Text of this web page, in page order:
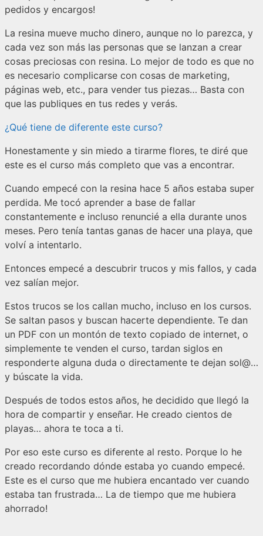
pedidos y encargos!
La resina mueve mucho dinero, aunque no lo parezca, y
cada vez son más las personas que se lanzan a crear
cosas preciosas con resina. Lo mejor de todo es que no
es necesario complicarse con cosas de marketing,
páginas web, etc., para vender tus piezas… Basta con
que las publiques en tus redes y verás.
¿Qué tiene de diferente este curso?
Honestamente y sin miedo a tirarme flores, te diré que
este es el curso más completo que vas a encontrar.
Cuando empecé con la resina hace 5 años estaba super
perdida. Me tocó aprender a base de fallar
constantemente e incluso renuncié a ella durante unos
meses. Pero tenía tantas ganas de hacer una playa, que
volví a intentarlo.
Entonces empecé a descubrir trucos y mis fallos, y cada
vez salían mejor.
Estos trucos se los callan mucho, incluso en los cursos.
Se saltan pasos y buscan hacerte dependiente. Te dan
un PDF con un montón de texto copiado de internet, o
simplemente te venden el curso, tardan siglos en
responderte alguna duda o directamente te dejan sol@…
y búscate la vida.
Después de todos estos años, he decidido que llegó la
hora de compartir y enseñar. He creado cientos de
playas… ahora te toca a ti.
Por eso este curso es diferente al resto. Porque lo he
creado recordando dónde estaba yo cuando empecé.
Este es el curso que me hubiera encantado ver cuando
estaba tan frustrada… La de tiempo que me hubiera
ahorrado!